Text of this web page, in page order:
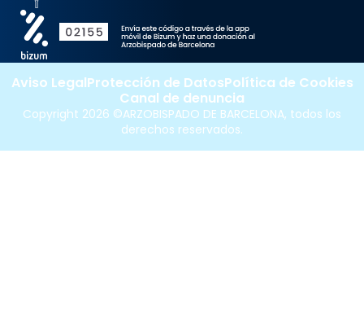
Copyright 2026 ©ARZOBISPADO DE BARCELONA, todos los
derechos reservados.
Aviso LegalProtección de DatosPolítica de Cookies
Canal de denuncia